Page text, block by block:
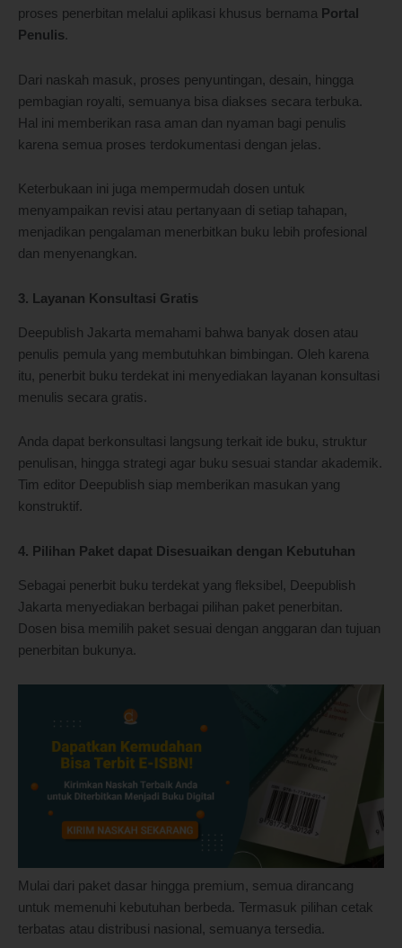
proses penerbitan melalui aplikasi khusus bernama Portal
Penulis.
Dari naskah masuk, proses penyuntingan, desain, hingga
pembagian royalti, semuanya bisa diakses secara terbuka.
Hal ini memberikan rasa aman dan nyaman bagi penulis
karena semua proses terdokumentasi dengan jelas.
Keterbukaan ini juga mempermudah dosen untuk
menyampaikan revisi atau pertanyaan di setiap tahapan,
menjadikan pengalaman menerbitkan buku lebih profesional
dan menyenangkan.
3. Layanan Konsultasi Gratis
Deepublish Jakarta memahami bahwa banyak dosen atau
penulis pemula yang membutuhkan bimbingan. Oleh karena
itu, penerbit buku terdekat ini menyediakan layanan konsultasi
menulis secara gratis.
Anda dapat berkonsultasi langsung terkait ide buku, struktur
penulisan, hingga strategi agar buku sesuai standar akademik.
Tim editor Deepublish siap memberikan masukan yang
konstruktif.
4. Pilihan Paket dapat Disesuaikan dengan Kebutuhan
Sebagai penerbit buku terdekat yang fleksibel, Deepublish
Jakarta menyediakan berbagai pilihan paket penerbitan.
Dosen bisa memilih paket sesuai dengan anggaran dan tujuan
penerbitan bukunya.
Mulai dari paket dasar hingga premium, semua dirancang
untuk memenuhi kebutuhan berbeda. Termasuk pilihan cetak
terbatas atau distribusi nasional, semuanya tersedia.